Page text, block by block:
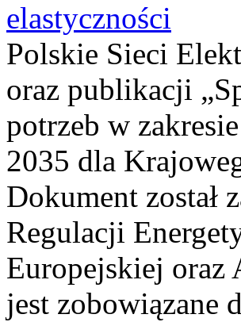
elastyczności
Polskie Sieci
oraz publikacji
potrzeb w
2035 dla
Dokument został
Regulacji
Europejskiej oraz
jest zobowiązane